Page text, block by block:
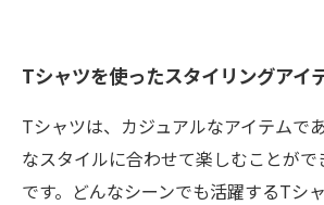
Tシャツを使ったスタイリングアイ
Tシャツは、カジュアルなアイテムで
なスタイルに合わせて楽しむことがで
です。どんなシーンでも活躍するTシ